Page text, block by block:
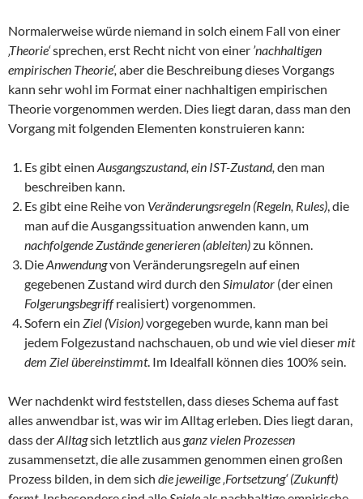
Normalerweise würde niemand in solch einem Fall von einer
‚Theorie‘sprechen, erst Recht nicht von einer ’nachhaltigen
empirischen Theorie‘, aber die Beschreibung dieses Vorgangs
kann sehr wohl im Format einer nachhaltigen empirischen
Theorie vorgenommen werden. Dies liegt daran, dass man den
Vorgang mit folgenden Elementen konstruieren kann:
Es gibt einen Ausgangszustand, ein IST-Zustand, den man
beschreiben kann.
Es gibt eine Reihe von Veränderungsregeln (Regeln, Rules) , die
man auf die Ausgangssituation anwenden kann, um
nachfolgende Zustände generieren (ableiten)zu können.
DieAnwendungvon Veränderungsregeln auf einen
gegebenen Zustand wird durch den Simulator (der einen
Folgerungsbegriffrealisiert) vorgenommen.
Sofern ein Ziel (Vision)vorgegeben wurde, kann man bei
jedem Folgezustand nachschauen, ob und wie viel diesermit
dem Ziel übereinstimmt. Im Idealfall können dies 100% sein.
Wer nachdenkt wird feststellen, dass dieses Schema auf fast
alles anwendbar ist, was wir im Alltag erleben. Dies liegt daran,
dass derAlltagsich letztlich aus ganz vielen Prozessen
zusammensetzt, die alle zusammen genommen einen großen
Prozess bilden, in dem sich die jeweilige ‚Fortsetzung‘ (Zukunft)